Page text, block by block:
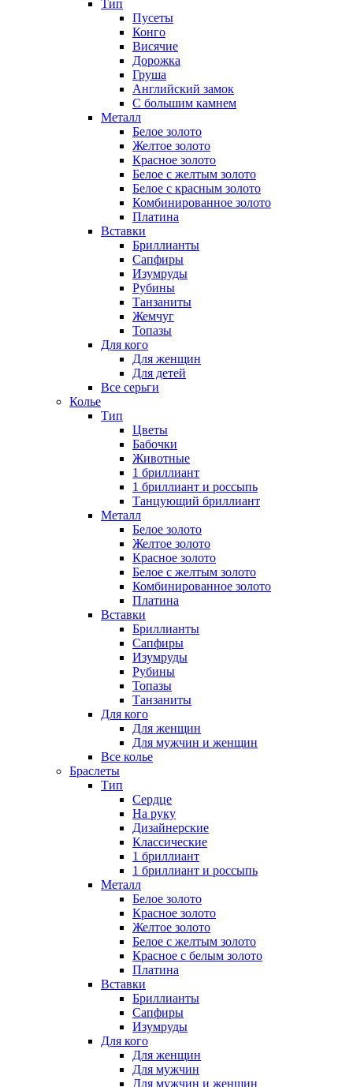
Тип
Пусеты
Конго
Висячие
Дорожка
Груша
Английский замок
С большим камнем
Металл
Белое золото
Желтое золото
Красное золото
Белое с желтым золото
Белое с красным золото
Комбинированное золото
Платина
Вставки
Бриллианты
Сапфиры
Изумруды
Рубины
Танзаниты
Жемчуг
Топазы
Для кого
Для женщин
Для детей
Все серьги
Колье
Тип
Цветы
Бабочки
Животные
1 бриллиант
1 бриллиант и россыпь
Танцующий бриллиант
Металл
Белое золото
Желтое золото
Красное золото
Белое с желтым золото
Комбинированное золото
Платина
Вставки
Бриллианты
Сапфиры
Изумруды
Рубины
Топазы
Танзаниты
Для кого
Для женщин
Для мужчин и женщин
Все колье
Браслеты
Тип
Сердце
На руку
Дизайнерские
Классические
1 бриллиант
1 бриллиант и россыпь
Металл
Белое золото
Красное золото
Желтое золото
Белое с желтым золото
Красное с белым золото
Платина
Вставки
Бриллианты
Сапфиры
Изумруды
Для кого
Для женщин
Для мужчин
Для мужчин и женщин